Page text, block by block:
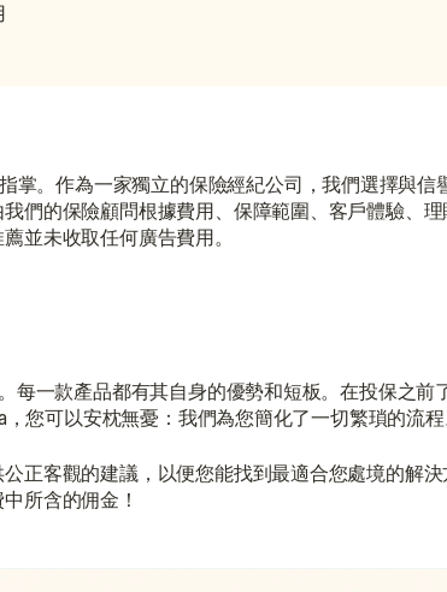
掌。作為一家獨立的保險經紀公司，我們選擇與信
們的保險顧問根據費用、保障範圍、客戶體驗、
並未收取任何廣告費用。
每一款產品都有其自身的優勢和短板。在投保之前
您可以安枕無憂：我們為您簡化了一切繁瑣的流
正客觀的建議，以便您能找到最適合您處境的解
所含的佣金！